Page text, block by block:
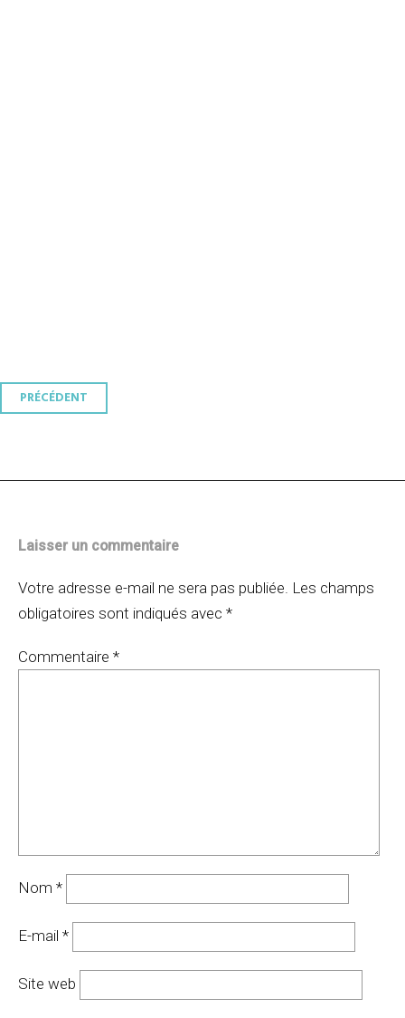
Navigation
PRÉCÉDENT
Laisser un commentaire
Votre adresse e-mail ne sera pas publiée. Les champs
obligatoires sont indiqués avec *
Commentaire *
Nom *
E-mail *
Site web